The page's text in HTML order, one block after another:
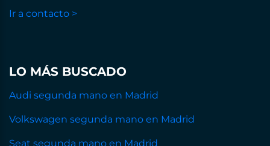
Ir a contacto >
LO MÁS BUSCADO
Audi segunda mano en Madrid
Volkswagen segunda mano en Madrid
Seat segunda mano en Madrid